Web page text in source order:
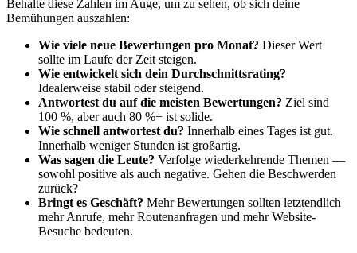
Behalte diese Zahlen im Auge, um zu sehen, ob sich deine
Bemühungen auszahlen:
Wie viele neue Bewertungen pro Monat? Dieser Wert
sollte im Laufe der Zeit steigen.
Wie entwickelt sich dein Durchschnittsrating?
Idealerweise stabil oder steigend.
Antwortest du auf die meisten Bewertungen? Ziel sind
100 %, aber auch 80 %+ ist solide.
Wie schnell antwortest du? Innerhalb eines Tages ist gut.
Innerhalb weniger Stunden ist großartig.
Was sagen die Leute? Verfolge wiederkehrende Themen —
sowohl positive als auch negative. Gehen die Beschwerden
zurück?
Bringt es Geschäft? Mehr Bewertungen sollten letztendlich
mehr Anrufe, mehr Routenanfragen und mehr Website-
Besuche bedeuten.